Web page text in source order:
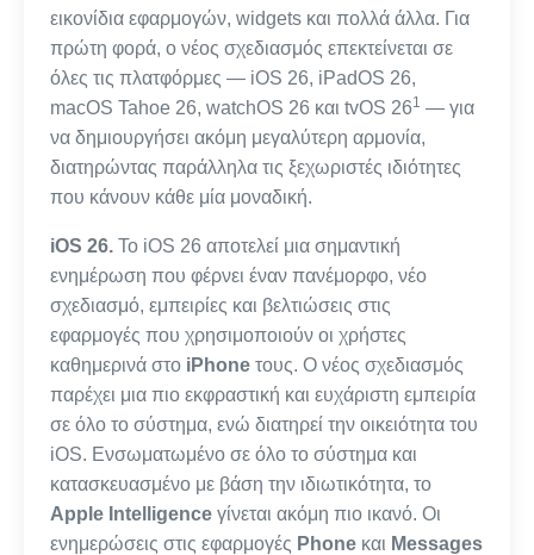
εικονίδια εφαρμογών, widgets και πολλά άλλα. Για
πρώτη φορά, ο νέος σχεδιασμός επεκτείνεται σε
όλες τις πλατφόρμες — iOS 26, iPadOS 26,
macOS Tahoe 26, watchOS 26 και tvOS 261 — για
να δημιουργήσει ακόμη μεγαλύτερη αρμονία,
διατηρώντας παράλληλα τις ξεχωριστές ιδιότητες
που κάνουν κάθε μία μοναδική.
iOS 26. Το iOS 26 αποτελεί μια σημαντική
ενημέρωση που φέρνει έναν πανέμορφο, νέο
σχεδιασμό, εμπειρίες και βελτιώσεις στις
εφαρμογές που χρησιμοποιούν οι χρήστες
καθημερινά στο iPhone τους. Ο νέος σχεδιασμός
παρέχει μια πιο εκφραστική και ευχάριστη εμπειρία
σε όλο το σύστημα, ενώ διατηρεί την οικειότητα του
iOS. Ενσωματωμένο σε όλο το σύστημα και
κατασκευασμένο με βάση την ιδιωτικότητα, το
Apple Intelligence γίνεται ακόμη πιο ικανό. Οι
ενημερώσεις στις εφαρμογές Phone και Messages